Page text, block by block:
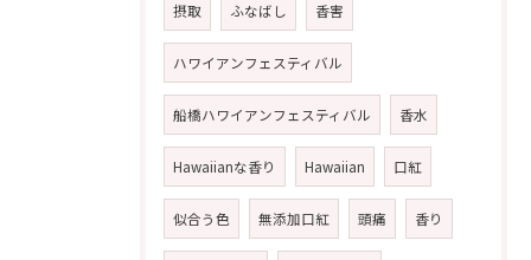
摂取 ふなばし 香害
ハワイアンフェスティバル
船橋ハワイアンフェスティバル 香水
Hawaiianな香り Hawaiian 口紅
似合う色 無添加口紅 頭痛 香り